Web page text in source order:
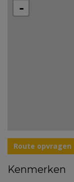
-
Route opvragen
Kenmerken